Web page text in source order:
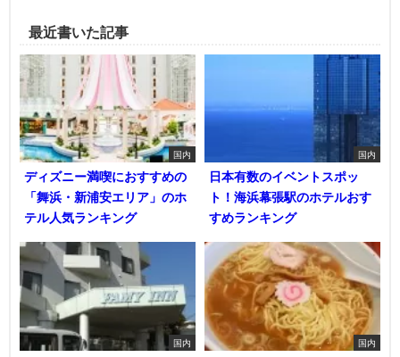
最近書いた記事
国内
ディズニー満喫におすすめの
「舞浜・新浦安エリア」のホ
テル人気ランキング
国内
日本有数のイベントスポッ
ト！海浜幕張駅のホテルおす
すめランキング
国内 国内